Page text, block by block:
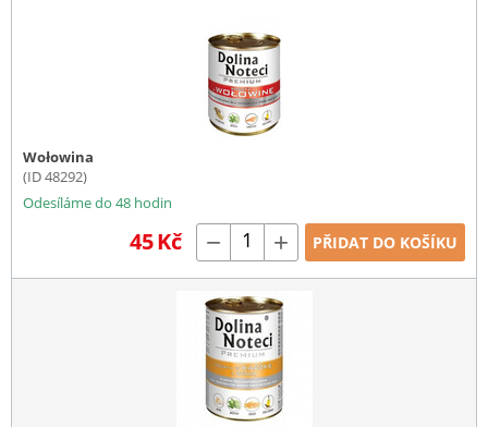
Wołowina
(ID 48292)
Odesíláme do 48 hodin
45Kč − + PŘIDAT DO KOŠÍKU